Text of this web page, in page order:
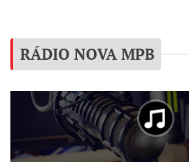
RÁDIO NOVA MPB